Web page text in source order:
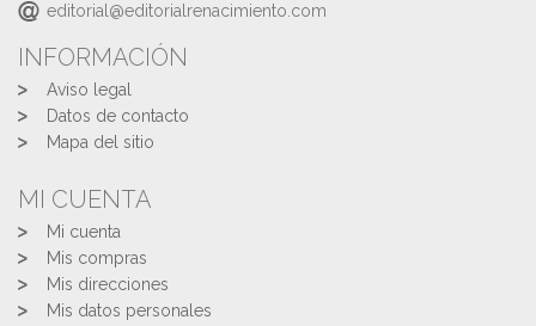
editorial@editorialrenacimiento.com
INFORMACIÓN
Aviso legal
Datos de contacto
Mapa del sitio
MI CUENTA
Mi cuenta
Mis compras
Mis direcciones
Mis datos personales